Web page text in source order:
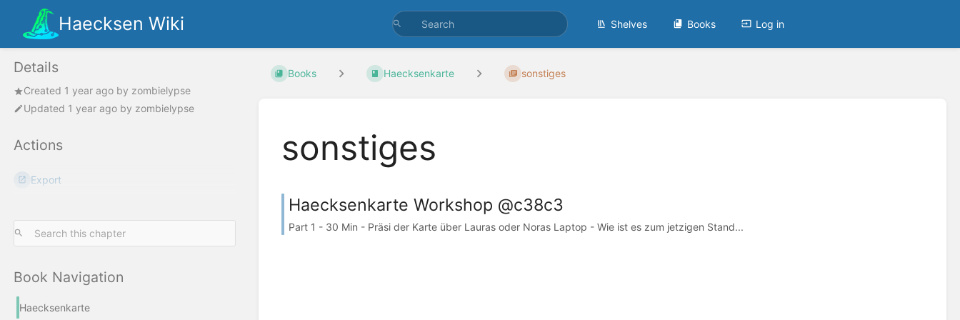
Haecksen Wiki Shelves Books Log in
Details
Created 1 year ago by zombielypse
Updated 1 year ago by zombielypse
Actions
Export
Book Navigation
Haecksenkarte
Books Haecksenkarte sonstiges
sonstiges
Haecksenkarte Workshop @c38c3
Part 1 - 30 Min - Präsi der Karte über Lauras oder Noras Laptop - Wie ist es zum jetzigen Stand...